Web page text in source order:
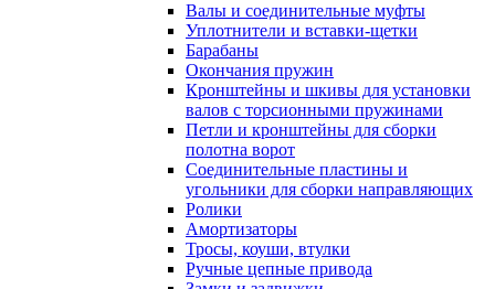
Валы и соединительные муфты
Уплотнители и вставки-щетки
Барабаны
Окончания пружин
Кронштейны и шкивы для установки
валов с торсионными пружинами
Петли и кронштейны для сборки
полотна ворот
Соединительные пластины и
угольники для сборки направляющих
Ролики
Амортизаторы
Тросы, коуши, втулки
Ручные цепные привода